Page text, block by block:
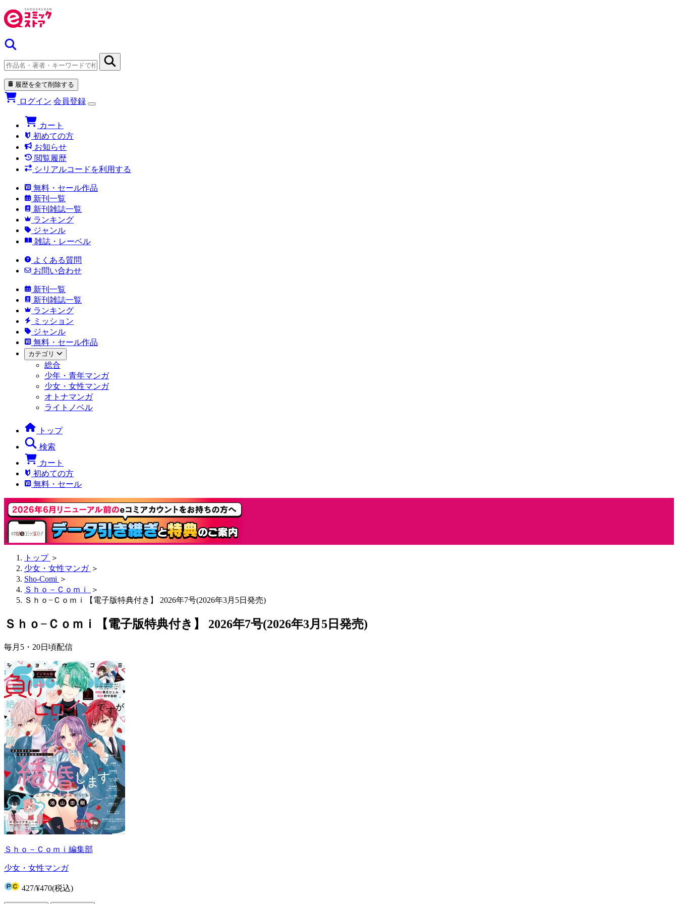
履歴を全て削除する
ログイン 会員登録
カート
初めての方
お知らせ
閲覧履歴
シリアルコードを利用する
無料・セール作品
新刊一覧
新刊雑誌一覧
ランキング
ジャンル
雑誌・レーベル
よくある質問
お問い合わせ
新刊一覧
新刊雑誌一覧
ランキング
ミッション
ジャンル
無料・セール作品
カテゴリ
総合
少年・青年マンガ
少女・女性マンガ
オトナマンガ
ライトノベル
トップ
検索
カート
初めての方
無料・セール
トップ ＞
少女・女性マンガ ＞
Sho-Comi ＞
Ｓｈｏ－Ｃｏｍｉ
＞
Ｓｈｏ−Ｃｏｍｉ【電子版特典付き】 2026年7号(2026年3月5日発売)
Ｓｈｏ−Ｃｏｍｉ【電子版特典付き】 2026年7号(2026年3月5日発売)
毎月5・20日頃配信
Ｓｈｏ－Ｃｏｍｉ編集部
少女・女性マンガ
427/¥470(税込)